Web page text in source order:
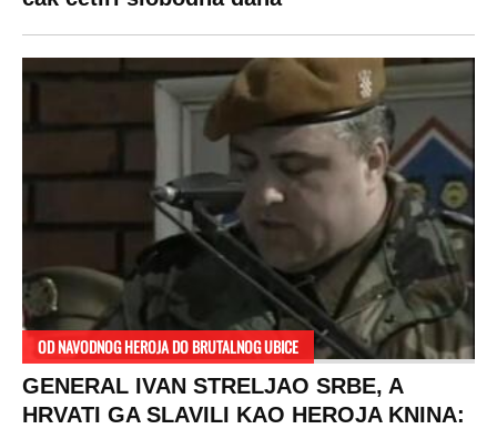
OD NAVODNOG HEROJA DO BRUTALNOG UBICE
GENERAL IVAN STRELJAO SRBE, A
HRVATI GA SLAVILI KAO HEROJA KNINA: